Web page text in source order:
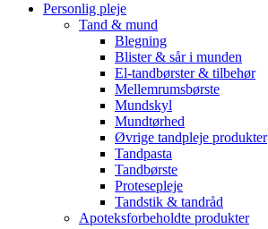
Personlig pleje
Tand & mund
Blegning
Blister & sår i munden
El-tandbørster & tilbehør
Mellemrumsbørste
Mundskyl
Mundtørhed
Øvrige tandpleje produkter
Tandpasta
Tandbørste
Protesepleje
Tandstik & tandråd
Apoteksforbeholdte produkter